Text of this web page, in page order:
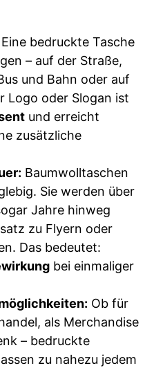
Eine bedruckte Tasche
– auf der Straße,
und Bahn oder auf
Logo oder Slogan ist
und erreicht
zusätzliche
Baumwolltaschen
Sie werden über
Jahre hinweg
zu Flyern oder
Das bedeutet:
bei einmaliger
Ob für
als Merchandise
– bedruckte
zu nahezu jedem